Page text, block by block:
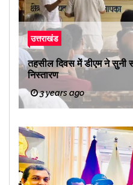
उत्तराखंड
तहसील दिवस में डीएम ने सुनी
निस्तारण
3 years ago